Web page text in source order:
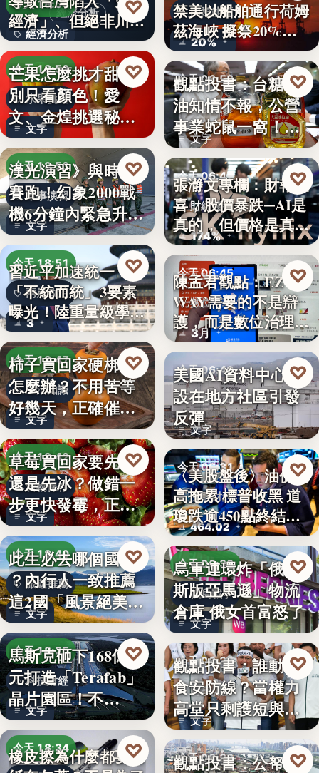
經濟分析
今天 18:54
經濟分析
40%
經濟」、但絕非川普
所…
♡
今天 18:53
水果挑選
文字
芒果怎麼挑才甜？
別只看顏色！愛
文、金煌挑選秘訣
曝光，買回…
♡
今天 18:53
軍事演習
文字
漢光演習》與時間
賽跑！幻象2000戰
機6分鐘內緊急升
空…
♡
今天 18:51
兩岸政治
3
習近平加速統一？
「不統而統」3要素
曝光！陸重量級學者
朱衛…
♡
今天 18:47
生活知識
文字
柿子買回家硬梆梆
怎麼辦？不用苦等
好幾天，正確催熟
方法一次…
♡
今天 18:42
食物保存
文字
草莓買回家要先洗
還是先冰？做錯一
步更快發霉，正確
保存方式…
♡
今天 18:40
旅遊推薦
文字
此生必去哪個國家
？內行人一致推薦
這2國「風景絕美、
美食好…
♡
今天 18:35
科技財經
文字
馬斯克砸下168億美
元打造「Terafab」
晶片園區！不…
♡
今天 18:34
橡皮擦為什麼都要用
♡
國際能源
20%
禁美以船舶通行荷姆
茲海峽 擬祭20%
貨…
今天 06:50
食安風暴
文字
觀點投書：台糖毒
油知情不報，公營
事業蛇鼠一窩！人
民何堪？
♡
今天 06:47
財經趨勢
174%
張瀞文專欄：財報報
喜，股價暴跌─AI是
真的，但價格是真
的…
♡
今天 06:45
數位治理
3月
陳孟君觀點：EZ
WAY需要的不是辯
護，而是數位治理的
升…
♡
今天 06:40
社會反彈
文字
美國AI資料中心建
設在地方社區引發
反彈
♡
今天 06:31
美股財經
464.02
〈美股盤後〉油價走
高拖累 標普收黑 道
瓊跌逾450點終結…
♡
今天 06:30
俄烏戰爭
文字
烏軍連環炸「俄羅
斯版亞馬遜」物流
倉庫 俄女首富怒了
♡
今天 06:30
時事評論
文字
觀點投書：誰動了
食安防線？當權力
高堂只剩護短與卸
責
♡
今天 06:30
觀點投書：公帑養
♡